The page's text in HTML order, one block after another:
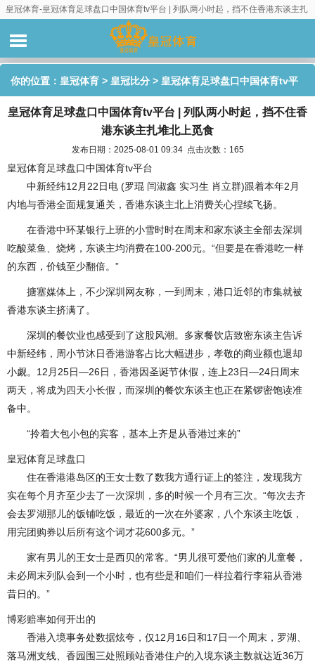
皇冠体育-皇冠体育足球盘口中国体育tv平台 | 列队两小时起，挡不住香港东谈主扎
你的位置： 皇冠体育 > 皇冠比分 > 皇冠体育足球盘口中国体育tv平
台 | 列队两小时起，挡不住香港东谈主扎堆北上觅食
皇冠体育足球盘口中国体育tv平台 | 列队两小时起，挡不住香
港东谈主扎堆北上觅食
发布日期：2025-08-01 09:34 点击次数：165
皇冠体育足球盘口中国体育tv平台
中新经纬12月22日电 (罗琨 闫淑鑫 实习生 肖立群)跟着本年2月
内地与香港全面规复通关，香港东谈主北上消费关心捏续飞扬。
在香港中环某银行上班的小雪时时在周末和家东谈主全部去深圳
吃酸菜鱼、烧烤，东谈主均消费在100-200元。“但要是在香港吃一样
的东西，价钱至少翻倍。”
搪塞媒体上，不少深圳网友称，一到周末，港口近邻的市集就被
香港东谈主挤满了。
深圳的餐饮业也感受到了这股风潮。多家餐饮店致密东谈主告诉
中新经纬，周小节沐日香港游客占比大幅进步，孝敬的商业额也退却
小觑。12月25日—26日，香港因圣诞节休假，连上23日—24日周末
两天，将成为四天小长假，而深圳的餐饮东谈主也正在紧锣密饱读准
备中。
“拎着大包小包的宾客，基本上齐是从香港过来的”
皇冠体育足球盘口
住在香港港岛区的王女士数了数我方通行证上的签注，发现我方
实在每个月齐至少去了一次深圳，多的时候一个月有三次。“每次去齐
会去罗湖那儿的饭铺吃饭，最近的一次在外婆家，八个东谈主吃饭，
用完团购券以后所有这个词才花600多元。”
家有男儿的王女士是西贝的常客。“男儿很可爱他们家的儿童餐，
未必周末列队会到一个小时，也有些是和咱们一样拉着行李箱从香港
昔日的。”
博彩赔率如何开出的
香港入境事务处数据炫夸，仅12月16日和17日一个周末，罗湖、
落马洲支线、香园围三处照顾站香港住户的入境东谈主数就达近36万